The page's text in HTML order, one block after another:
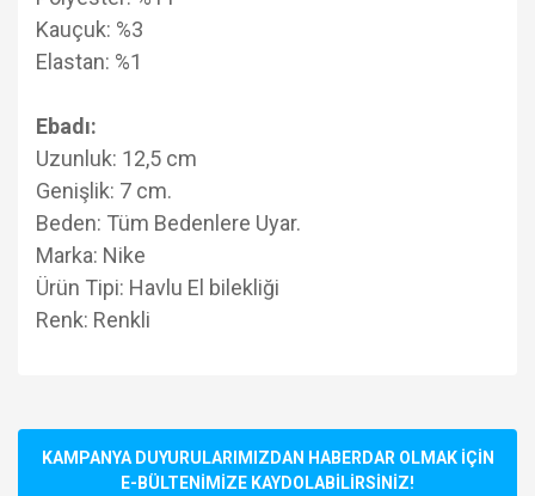
Kauçuk: %3
Elastan: %1
Ebadı:
Uzunluk: 12,5 cm
Genişlik: 7 cm.
Beden: Tüm Bedenlere Uyar.
Marka: Nike
Ürün Tipi: Havlu El bilekliği
Renk: Renkli
kullanarak tarafımıza iletebilirsiniz.
Görüş ve önerileriniz için teşekkür ederiz.
KAMPANYA DUYURULARIMIZDAN HABERDAR OLMAK İÇİN
E-BÜLTENİMİZE KAYDOLABİLİRSİNİZ!